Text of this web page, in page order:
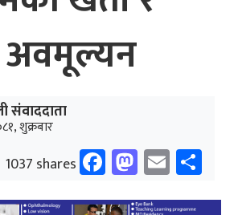
संवाददाता
शुक्रबार
1037 shares Facebook
Email